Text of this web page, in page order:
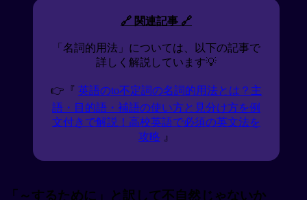
🔗 関連記事 🔗
「名詞的用法」については、以下の記事で
詳しく解説しています💡
👉『 英語のto不定詞の名詞的用法とは？主
語・目的語・補語の使い方と見分け方を例
文付きで解説！高校英語で必須の英文法を
攻略 』
「～するために」と訳して不自然じゃないか